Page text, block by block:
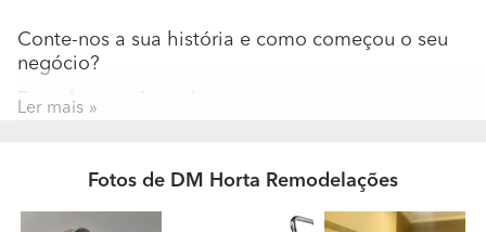
Conte-nos a sua história e como começou o seu
negócio?
Fruto da experiência do seu promotor, apresenta-se com
padrões de qualidade, baseados nas exigências do
mercado atual. A escolha dos nossos serviços, que
abrangem todas as áreas da especialidade, tem
Ler mais
Fotos de DM Horta Remodelações